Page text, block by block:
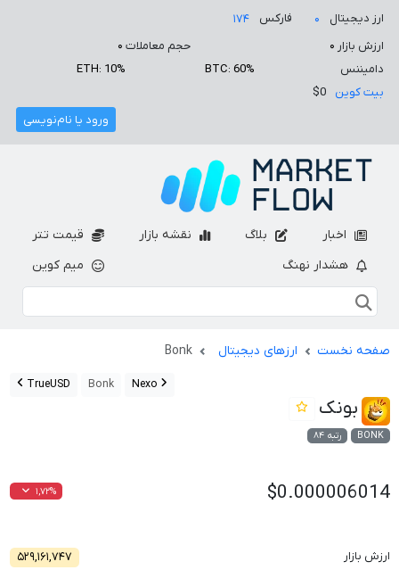
ارز دیجیتال ۰ فارکس
۱۷۴
ارزش بازار ۰ حجم معاملات ۰
دامیننس
BTC: 60%
ETH: 10%
بیت کوین
$0
ورود یا نام‌نویسی
اخبار بلاگ نقشه بازار
قیمت تتر
هشدار نهنگ
میم کوین
صفحه نخست ارزهای دیجیتال Bonk
Bonk
TrueUSD
بونک
BONK رتبه ۸۴
$0.000006014 ۱,۷۲%
ارزش بازار
۵۲۹,۱۶۱,۷۴۷